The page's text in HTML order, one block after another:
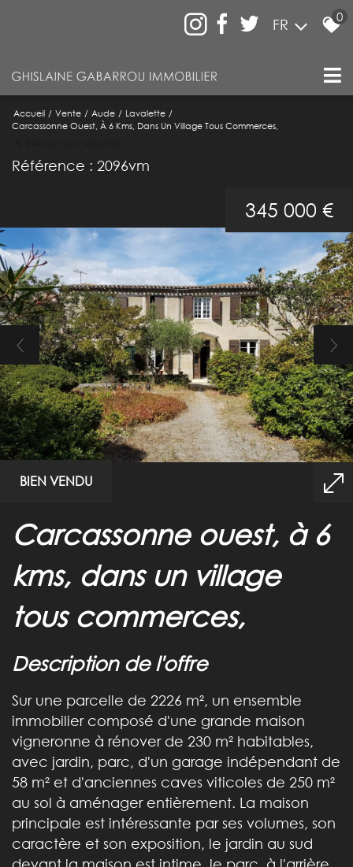
FR 0
Accueil Vente Aude
Lavalette
Carcassonne Ouest, À 6 Kms, Dans Un Village Tous Commerces,
Référence : 2096vm
BIEN VENDU
345 000 €
carcassonne ouest, à 6
kms, dans un village
tous commerces,
description de l'offre
Sur une parcelle de 2226 m², un ensemble
immobilier composé d'une grande maison
vigneronne à rénover de 230 m² habitables,
avec jardin, parc, d'un garage indépendant de
58 m² et d'anciennes caves viticoles de 250 m²
au sol à aménager entièrement. La maison
principale est intéressante par ses volumes, son
caractère et son exposition, le jardin au sud